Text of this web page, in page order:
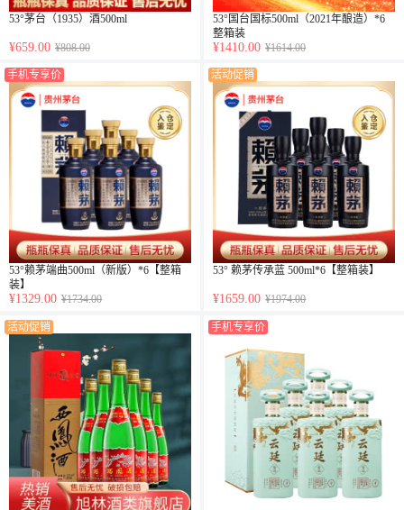
53°茅台（1935）酒500ml
¥659.00 ¥808.00
53°国台国标500ml（2021年酿造）*6
整箱装
¥1410.00 ¥1614.00
手机专享价
53°赖茅端曲500ml（新版）*6【整箱
装】
¥1329.00 ¥1734.00
活动促销
53° 赖茅传承蓝 500ml*6【整箱装】
¥1659.00 ¥1974.00
活动促销 手机专享价